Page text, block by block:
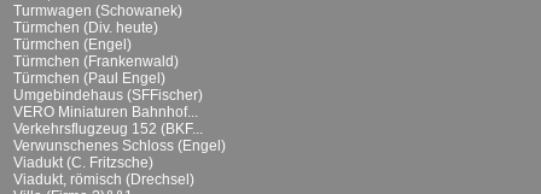
Turmwagen (Schowanek)
Türmchen (Div. heute)
Türmchen (Engel)
Türmchen (Frankenwald)
Türmchen (Paul Engel)
Umgebindehaus (SFFischer)
VERO Miniaturen Bahnhof...
Verkehrsflugzeug 152 (BKF...
Verwunschenes Schloss (Engel)
Viadukt (C. Fritzsche)
Viadukt, römisch (Drechsel)